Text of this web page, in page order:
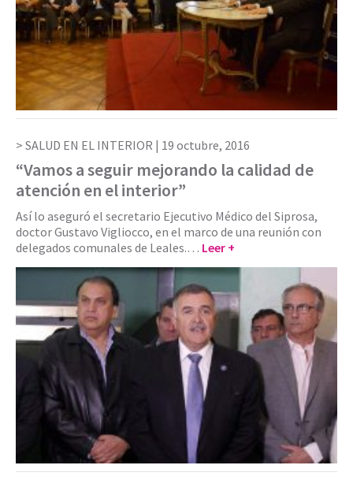
SALUD EN EL INTERIOR | 19 octubre, 2016
“Vamos a seguir mejorando la calidad de
atención en el interior”
Así lo aseguró el secretario Ejecutivo Médico del Siprosa,
doctor Gustavo Vigliocco, en el marco de una reunión con
delegados comunales de Leales.… Leer +